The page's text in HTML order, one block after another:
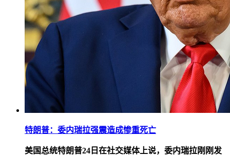
特朗普：委内瑞拉强震造成惨重死亡
美国总统特朗普24日在社交媒体上说，委内瑞拉刚刚发